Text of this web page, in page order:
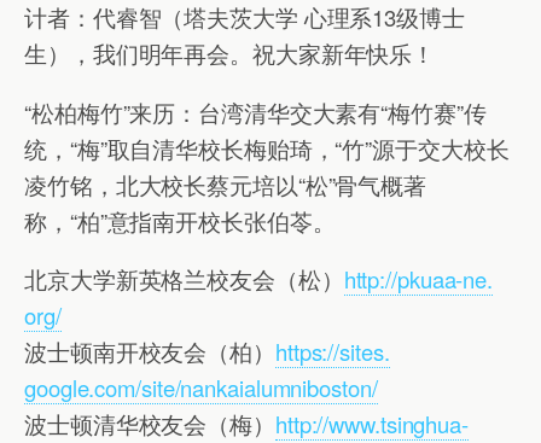
计者：代睿智（塔夫茨大学 心理系13级博士
生），我们明年再会。祝大家新年快乐！
“松柏梅竹”来历：台湾清华交大素有“梅竹赛”传
统，“梅”取自清华校长梅贻琦，“竹”源于交大校长
凌竹铭，北大校长蔡元培以“松”骨气概著
称，“柏”意指南开校长张伯苓。
北京大学新英格兰校友会（松） http://pkuaa-ne.
org/
波士顿南开校友会（柏） https://sites.
google.com/site/nankaialumniboston/
波士顿清华校友会（梅） http://www.tsinghua-